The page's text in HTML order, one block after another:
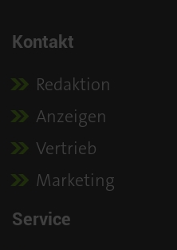
Kontakt
Redaktion
Anzeigen
Vertrieb
Marketing
Service